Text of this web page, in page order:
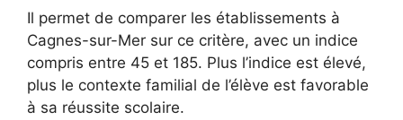
Il permet de comparer les établissements à
Cagnes-sur-Mer sur ce critère, avec un indice
compris entre 45 et 185. Plus l’indice est élevé,
plus le contexte familial de l’élève est favorable
à sa réussite scolaire.